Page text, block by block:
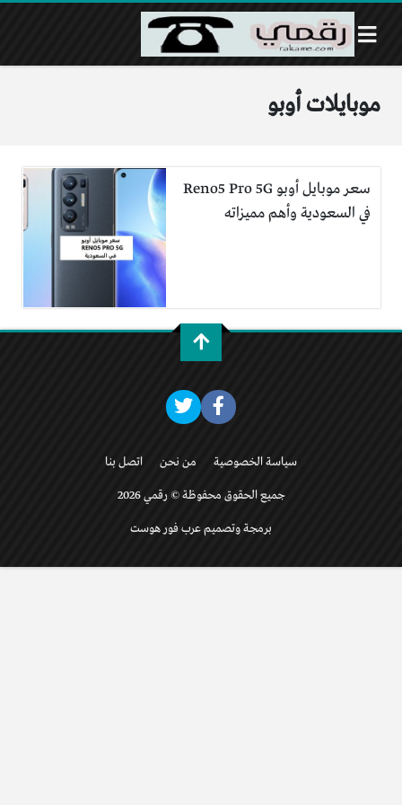
موبايلات أوبو
سعر موبايل أوبو Reno5 Pro 5G
في السعودية وأهم مميزاته
سياسة الخصوصية من نحن اتصل بنا
جميع الحقوق محفوظة © رقمي 2026
برمجة وتصميم عرب فور هوست